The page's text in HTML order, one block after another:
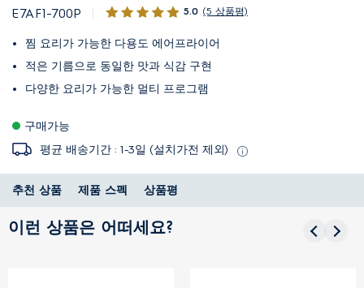
E7AF1-700P 5.0 (5 상품평)
찜 요리가 가능한 다용도 에어프라이어
적은 기름으로 동일한 맛과 식감 구현
다양한 요리가 가능한 멀티 프로그램
구매가능
평균 배송기간 : 1-3일 (설치가전 제외)
추천 상품 제품 스펙 상품평
이런 상품은 어떠세요?